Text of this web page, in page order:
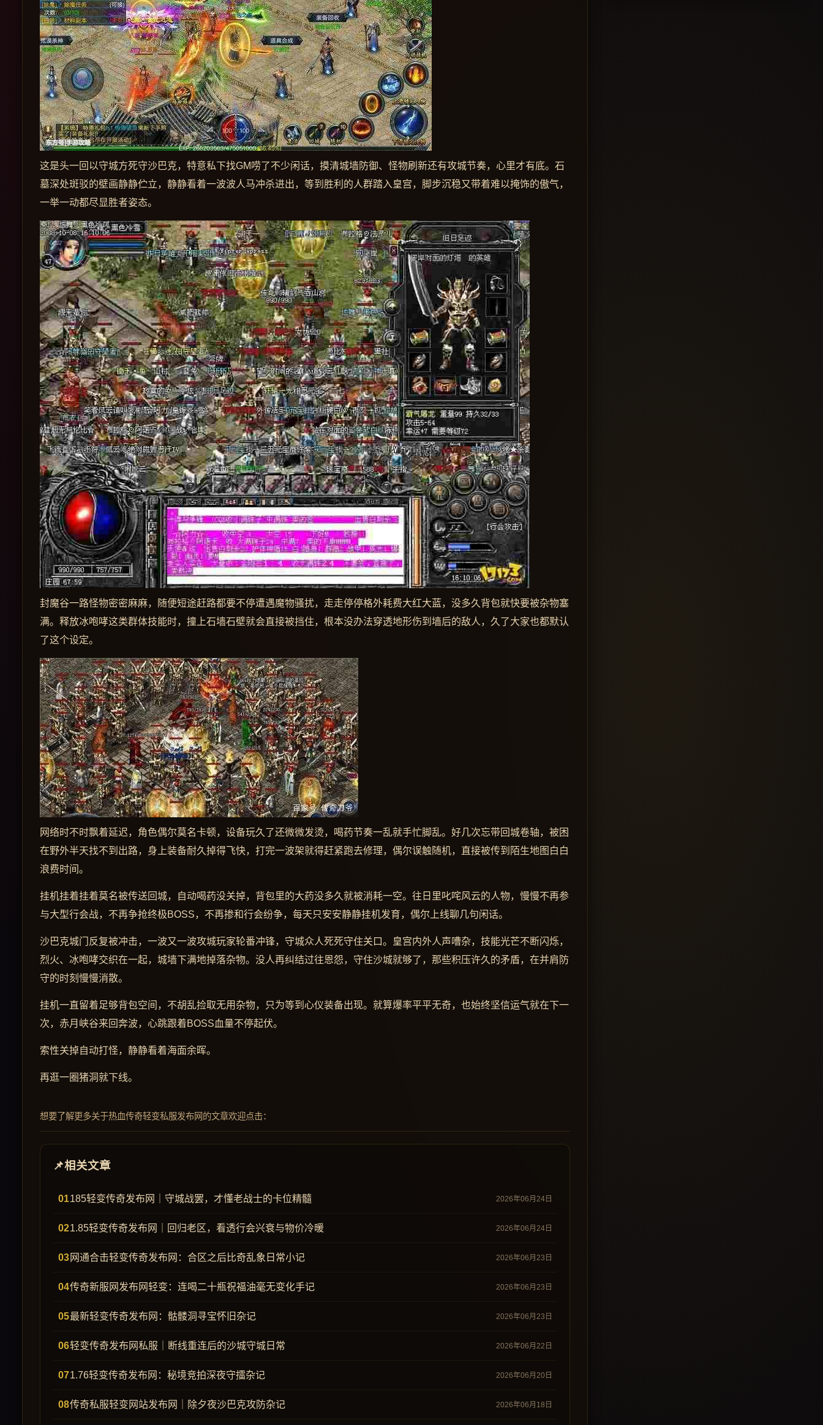
这是头一回以守城方死守沙巴克，特意私下找GM唠了不少闲话，摸清城墙防御、怪物刷新还有攻城节奏，心里才有底。石
墓深处斑驳的壁画静静伫立，静静看着一波波人马冲杀进出，等到胜利的人群踏入皇宫，脚步沉稳又带着难以掩饰的傲气，
一举一动都尽显胜者姿态。
封魔谷一路怪物密密麻麻，随便短途赶路都要不停遭遇魔物骚扰，走走停停格外耗费大红大蓝，没多久背包就快要被杂物塞
满。释放冰咆哮这类群体技能时，撞上石墙石壁就会直接被挡住，根本没办法穿透地形伤到墙后的敌人，久了大家也都默认
了这个设定。
网络时不时飘着延迟，角色偶尔莫名卡顿，设备玩久了还微微发烫，喝药节奏一乱就手忙脚乱。好几次忘带回城卷轴，被困
在野外半天找不到出路，身上装备耐久掉得飞快，打完一波架就得赶紧跑去修理，偶尔误触随机，直接被传到陌生地图白白
浪费时间。
挂机挂着挂着莫名被传送回城，自动喝药没关掉，背包里的大药没多久就被消耗一空。往日里叱咤风云的人物，慢慢不再参
与大型行会战，不再争抢终极BOSS，不再掺和行会纷争，每天只安安静静挂机发育，偶尔上线聊几句闲话。
沙巴克城门反复被冲击，一波又一波攻城玩家轮番冲锋，守城众人死死守住关口。皇宫内外人声嘈杂，技能光芒不断闪烁，
烈火、冰咆哮交织在一起，城墙下满地掉落杂物。没人再纠结过往恩怨，守住沙城就够了，那些积压许久的矛盾，在并肩防
守的时刻慢慢消散。
挂机一直留着足够背包空间，不胡乱捡取无用杂物，只为等到心仪装备出现。就算爆率平平无奇，也始终坚信运气就在下一
次，赤月峡谷来回奔波，心跳跟着BOSS血量不停起伏。
索性关掉自动打怪，静静看着海面余晖。
再逛一圈猪洞就下线。
想要了解更多关于热血传奇轻变私服发布网的文章欢迎点击：
相关文章
185轻变传奇发布网｜守城战罢，才懂老战士的卡位精髓 2026年06月24日
1.85轻变传奇发布网｜回归老区，看透行会兴衰与物价冷暖 2026年06月24日
网通合击轻变传奇发布网：合区之后比奇乱象日常小记 2026年06月23日
传奇新服网发布网轻变：连喝二十瓶祝福油毫无变化手记 2026年06月23日
最新轻变传奇发布网：骷髅洞寻宝怀旧杂记 2026年06月23日
轻变传奇发布网私服｜断线重连后的沙城守城日常 2026年06月22日
1.76轻变传奇发布网：秘境竞拍深夜守擂杂记 2026年06月20日
传奇私服轻变网站发布网｜除夕夜沙巴克攻防杂记 2026年06月18日